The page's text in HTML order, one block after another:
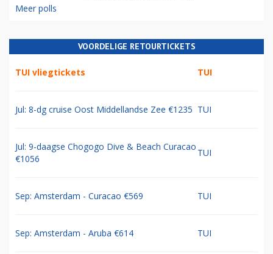
Meer polls
VOORDELIGE RETOURTICKETS
TUI vliegtickets TUI
Jul: 8-dg cruise Oost Middellandse Zee €1235 TUI
Jul: 9-daagse Chogogo Dive & Beach Curacao
€1056
TUI
Sep: Amsterdam - Curacao €569 TUI
Sep: Amsterdam - Aruba €614 TUI